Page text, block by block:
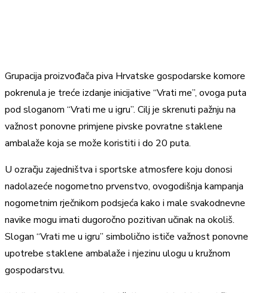
Grupacija proizvođača piva Hrvatske gospodarske komore
pokrenula je treće izdanje inicijative “Vrati me”, ovoga puta
pod sloganom “Vrati me u igru”. Cilj je skrenuti pažnju na
važnost ponovne primjene pivske povratne staklene
ambalaže koja se može koristiti i do 20 puta.
U ozračju zajedništva i sportske atmosfere koju donosi
nadolazeće nogometno prvenstvo, ovogodišnja kampanja
nogometnim rječnikom podsjeća kako i male svakodnevne
navike mogu imati dugoročno pozitivan učinak na okoliš.
Slogan “Vrati me u igru” simbolično ističe važnost ponovne
upotrebe staklene ambalaže i njezinu ulogu u kružnom
gospodarstvu.